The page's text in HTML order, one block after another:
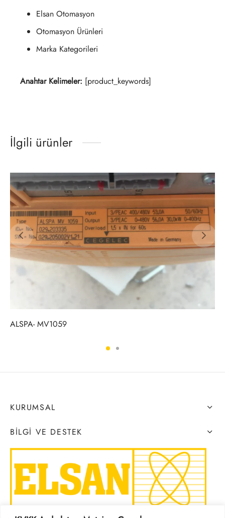
Elsan Otomasyon
Otomasyon Ürünleri
Marka Kategorileri
Anahtar Kelimeler: [product_keywords]
İlgili ürünler
ALSPA- MV1059
KURUMSAL
BILGI VE DESTEK